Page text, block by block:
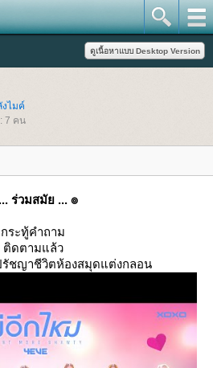
ไมค์
7 คน
ร่วมสมัย ... ๏
กระทู้คำถาม
ติดตามแล้ว
ชญาชีวิตห้องสมุดแต่งกลอน